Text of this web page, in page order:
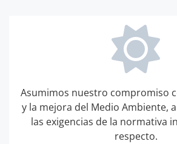
Asumimos nuestro compromiso
y la mejora del Medio Ambiente,
las exigencias de la normativa
respecto.